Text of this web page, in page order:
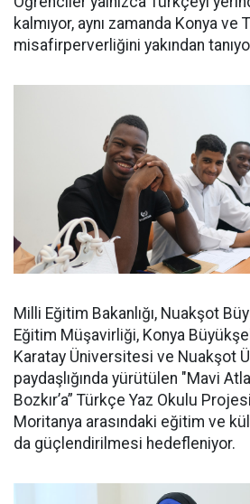
kalmıyor, aynı zamanda Konya
misafirperverliğini yakından
Milli Eğitim Bakanlığı, Nuakşot
Eğitim Müşavirliği, Konya
Karatay Üniversitesi ve Nuakşot
paydaşlığında yürütülen "Mavi
Bozkır’a” Türkçe Yaz Okulu
Moritanya arasındaki eğitim ve
da güçlendirilmesi hedefleniyor.